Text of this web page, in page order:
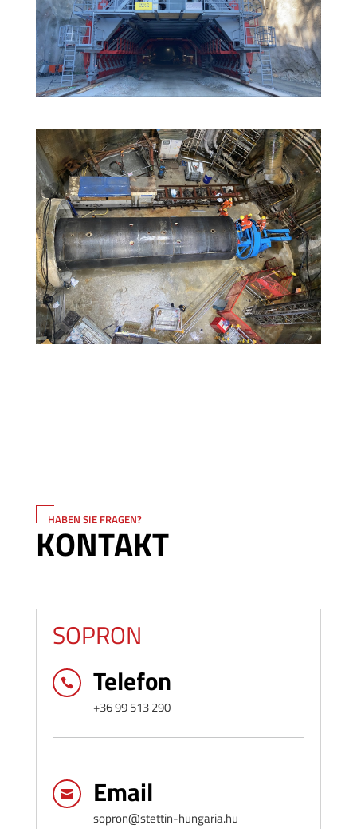
HABEN SIE FRAGEN?
KONTAKT
SOPRON
 Telefon
+36 99 513 290
 Email
sopron@stettin-hungaria.hu